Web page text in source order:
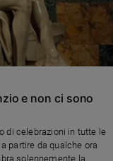
e non ci sono
di celebrazioni in tutte le
partire da qualche ora
solennemente la